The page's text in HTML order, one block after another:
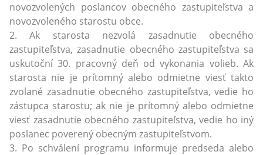
novozvolených poslancov obecného zastupiteľstva a
novozvoleného starostu obce.
2. Ak starosta nezvolá zasadnutie obecného
zastupiteľstva, zasadnutie obecného zastupiteľstva sa
uskutoční 30. pracovný deň od vykonania volieb. Ak
starosta nie je prítomný alebo odmietne viesť takto
zvolané zasadnutie obecného zastupiteľstva, vedie ho
zástupca starostu; ak nie je prítomný alebo odmietne
viesť zasadnutie obecného zastupiteľstva, vedie ho iný
poslanec poverený obecným zastupiteľstvom.
3. Po schválení programu informuje predseda alebo